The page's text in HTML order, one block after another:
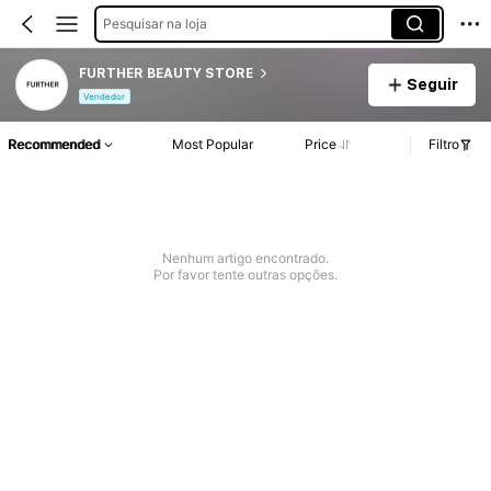
Pesquisar na loja
FURTHER BEAUTY STORE
Vendedor
Seguir
Recommended Most Popular Price Filtro
Nenhum artigo encontrado.
Por favor tente outras opções.